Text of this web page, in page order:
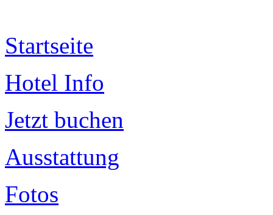
Startseite
Hotel Info
Jetzt buchen
Ausstattung
Fotos